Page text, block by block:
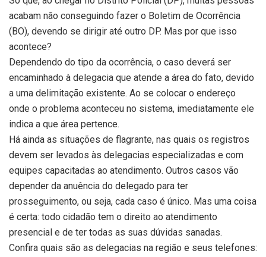
acabam não conseguindo fazer o Boletim de Ocorrência
(BO), devendo se dirigir até outro DP. Mas por que isso
acontece?
Dependendo do tipo da ocorrência, o caso deverá ser
encaminhado à delegacia que atende a área do fato, devido
a uma delimitação existente. Ao se colocar o endereço
onde o problema aconteceu no sistema, imediatamente ele
indica a que área pertence.
Há ainda as situações de flagrante, nas quais os registros
devem ser levados às delegacias especializadas e com
equipes capacitadas ao atendimento. Outros casos vão
depender da anuência do delegado para ter
prosseguimento, ou seja, cada caso é único. Mas uma coisa
é certa: todo cidadão tem o direito ao atendimento
presencial e de ter todas as suas dúvidas sanadas.
Confira quais são as delegacias na região e seus telefones: